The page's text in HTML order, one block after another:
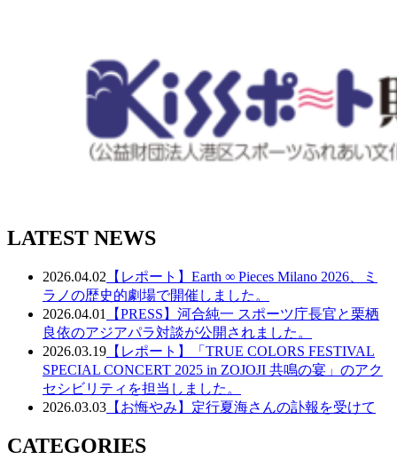
LATEST NEWS
2026.04.02 【レポート】Earth ∞ Pieces Milano 2026、ミ
ラノの歴史的劇場で開催しました。
2026.04.01
【PRESS】河合純一 スポーツ庁長官と栗栖
良依のアジアパラ対談が公開されました。
2026.03.19 【レポート】「TRUE COLORS FESTIVAL
SPECIAL CONCERT 2025 in ZOJOJI 共鳴の宴」のアク
セシビリティを担当しました。
2026.03.03 【お悔やみ】定行夏海さんの訃報を受けて
CATEGORIES